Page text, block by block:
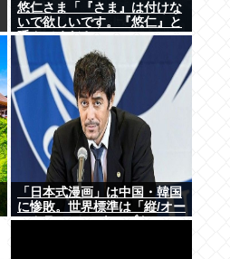
悠仁さま「『さま』は付けな
いで欲しいです。『悠仁』と
呼んでください」
「日本式漫画」は中国・韓国
に惨敗。世界標準は「縦/オー
ルカラー」の”ウェブトゥー